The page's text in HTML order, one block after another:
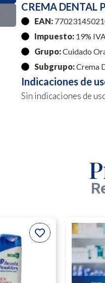
CREMA DENTAL
EAN:
Impuesto:19%
Grupo:Cuidado
Subgrupo:Crema
Indicaciones de
Sin indicaciones de